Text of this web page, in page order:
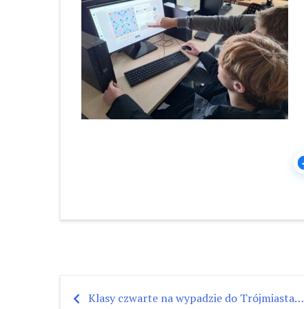
Klasy czwarte na wypadzie do Trójmiasta…